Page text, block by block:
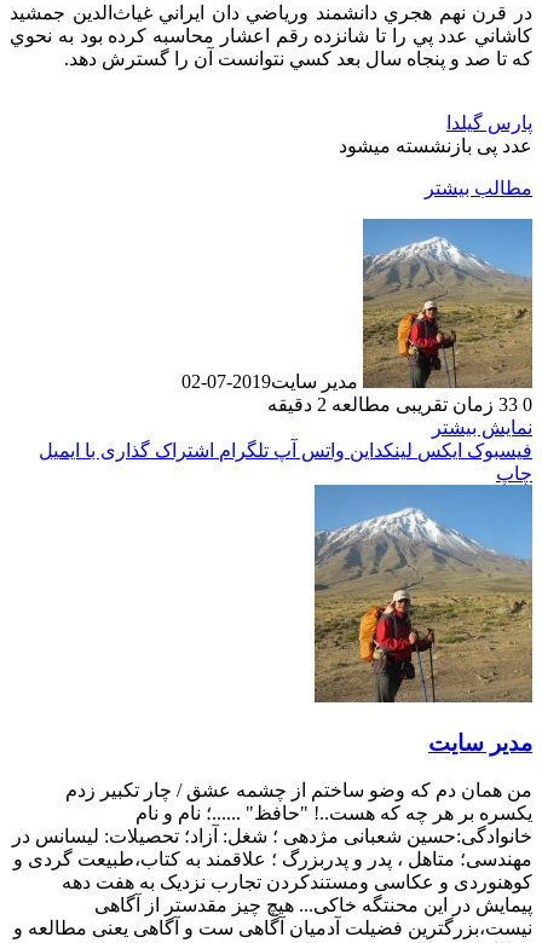
در قرن نهم هجري دانشمند ورياضي دان ايراني غياث‌الدين جمشيد
کاشاني عدد پي را تا شانزده رقم اعشار محاسبه کرده بود به نحوي
که تا صد و پنجاه سال بعد کسي نتوانست آن را گسترش دهد.
پارس گیلدا
عدد پی بازنشسته میشود
مطالب بیشتر
مدیر سایت2019-07-02
0
زمان تقریبی مطالعه 2 دقیقه
نمایش بیشتر
فیسبوک ایکس لینکداین واتس آپ تلگرام اشتراک گذاری با ایمیل
چاپ
مدیر سایت
من همان دم که وضو ساختم از چشمه عشق / چار تکبیر زدم
یکسره بر هر چه که هست..! "حافظ" ......؛ نام و نام
خانوادگی:حسین شعبانی مژدهی ؛ شغل: آزاد؛ تحصیلات: لیسانس در
مهندسی؛ متاهل ، پدر و پدربزرگ ؛ علاقمند به کتاب،طبیعت گردی و
کوهنوردی و عکاسی ومستندکردن تجارب نزدیک به هفت دهه
پیمایش در این محنتگه خاکی... هیچ چیز مقدستر از آگاهی
نیست،بزرگترین فضیلت آدمیان آگاهی ست و آگاهی یعنی مطالعه و